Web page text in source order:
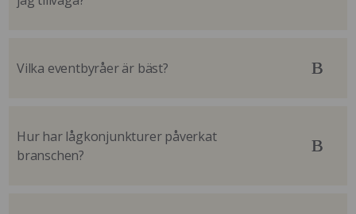
Vilka eventbyråer är bäst?
Hur har lågkonjunkturer påverkat
branschen?